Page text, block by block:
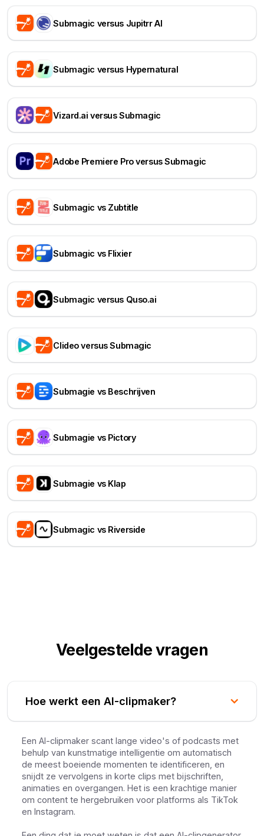
Submagic versus Jupitrr AI
Submagic versus Hypernatural
Vizard.ai versus Submagic
Adobe Premiere Pro versus Submagic
Submagic vs Zubtitle
Submagic vs Flixier
Submagic versus Quso.ai
Clideo versus Submagic
Submagie vs Beschrijven
Submagie vs Pictory
Submagie vs Klap
Submagic vs Riverside
Veelgestelde vragen
Hoe werkt een AI-clipmaker?
Een AI-clipmaker scant lange video's of podcasts met
behulp van kunstmatige intelligentie om automatisch
de meest boeiende momenten te identificeren, en
snijdt ze vervolgens in korte clips met bijschriften,
animaties en overgangen. Het is een krachtige manier
om content te hergebruiken voor platforms als TikTok
en Instagram.